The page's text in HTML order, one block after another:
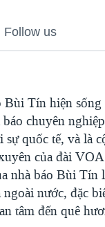
Follow us
Bùi Tín hiện
chuyên
sự quốc tế, và là
của đài
nhà báo Bùi Tín
nước, đặc
tâm đến quê